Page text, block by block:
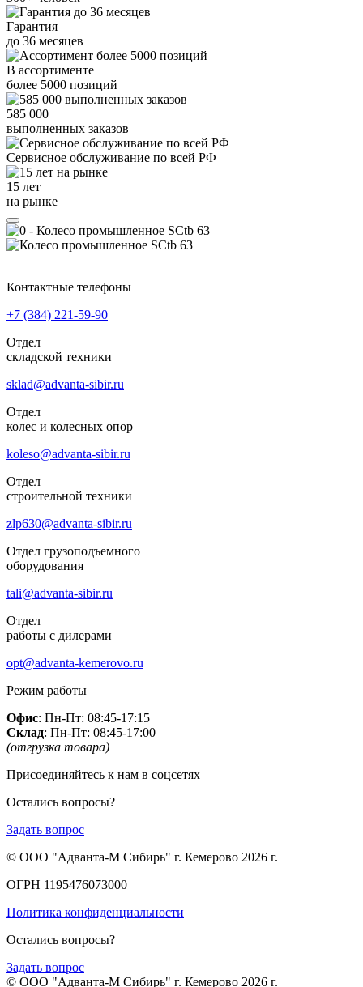
Гарантия
до 36 месяцев
В ассортименте
более 5000 позиций
585 000
выполненных заказов
Сервисное обслуживание по всей РФ
15 лет
на рынке
Контактные телефоны
+7 (384) 221-59-90
Отдел
складской техники
sklad@advanta-sibir.ru
Отдел
колес и колесных опор
koleso@advanta-sibir.ru
Отдел
строительной техники
zlp630@advanta-sibir.ru
Отдел грузоподъемного
оборудования
tali@advanta-sibir.ru
Отдел
работы с дилерами
opt@advanta-kemerovo.ru
Режим работы
Офис: Пн-Пт: 08:45-17:15
Склад: Пн-Пт: 08:45-17:00
(отгрузка товара)
Присоединяйтесь к нам в соцсетях
Остались вопросы?
Задать вопрос
© ООО "Адванта-М Сибирь" г. Кемерово 2026 г.
ОГРН 1195476073000
Политика конфиденциальности
Остались вопросы?
Задать вопрос
© ООО "Адванта-М Сибирь" г. Кемерово 2026 г.